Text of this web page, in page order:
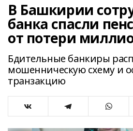
В Башкирии
банка спасли
от потери
Бдительные банкиры
мошенническую схему и
транзакцию